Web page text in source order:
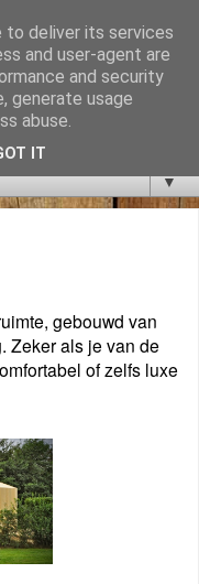
▼
gebouwd van
Zeker als je van de
of zelfs luxe
to deliver its services
and user-agent are
and security
generate usage
abuse.
IT